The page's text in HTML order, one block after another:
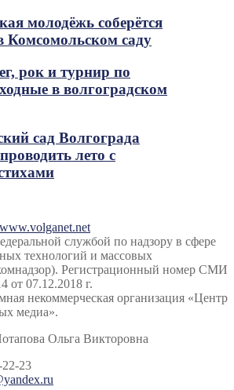
молодёжь соберётся
Комсомольском саду
рок и турнир по
в волгоградском
сад Волгограда
лето с
www.volganet.net
службой по надзору в сфере
технологий и массовых
Регистрационный номер СМИ
07.12.2018 г.
некоммерческая организация «Центр
медиа».
Ольга Викторовна
23